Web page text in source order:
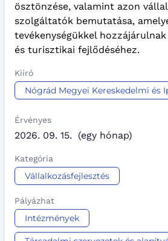
ösztönzése, valamint azon
szolgáltatók bemutatása,
tevékenységükkel
és turisztikai fejlődéséhez.
Kiíró
Nógrád Megyei Kereskedelmi és
Érvényes
2026. 09. 15. (egy hónap)
Kategória
Vállalkozásfejlesztés
Pályázhat
Intézmények